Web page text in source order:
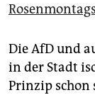
Die AfD und
in der Stadt
Prinzip schon